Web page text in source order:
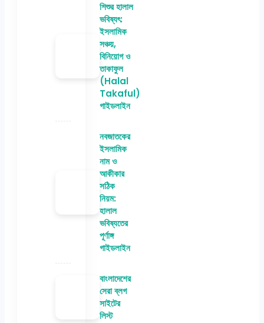
শিশুর হালাল
ভবিষ্যৎ:
ইসলামিক
সঞ্চয়,
বিনিয়োগ ও
তাকাফুল
(Halal
Takaful)
গাইডলাইন
নবজাতকের
ইসলামিক
নাম ও
আকীকার
সঠিক
নিয়ম:
হালাল
ভবিষ্যতের
পূর্ণাঙ্গ
গাইডলাইন
বাংলাদেশের
সেরা ব্লগ
সাইটের
লিস্ট